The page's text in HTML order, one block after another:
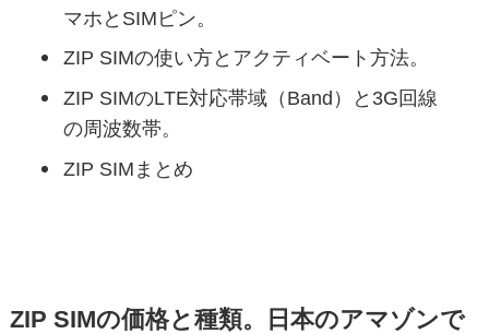
マホとSIMピン。
ZIP SIMの使い方とアクティベート方法。
ZIP SIMのLTE対応帯域（Band）と3G回線
の周波数帯。
ZIP SIMまとめ
ZIP SIMの価格と種類。日本のアマゾンで